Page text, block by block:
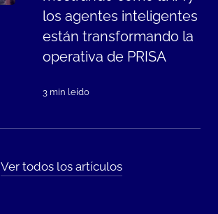
los agentes inteligentes
están transformando la
operativa de PRISA
3 min leído
Ver todos los artículos